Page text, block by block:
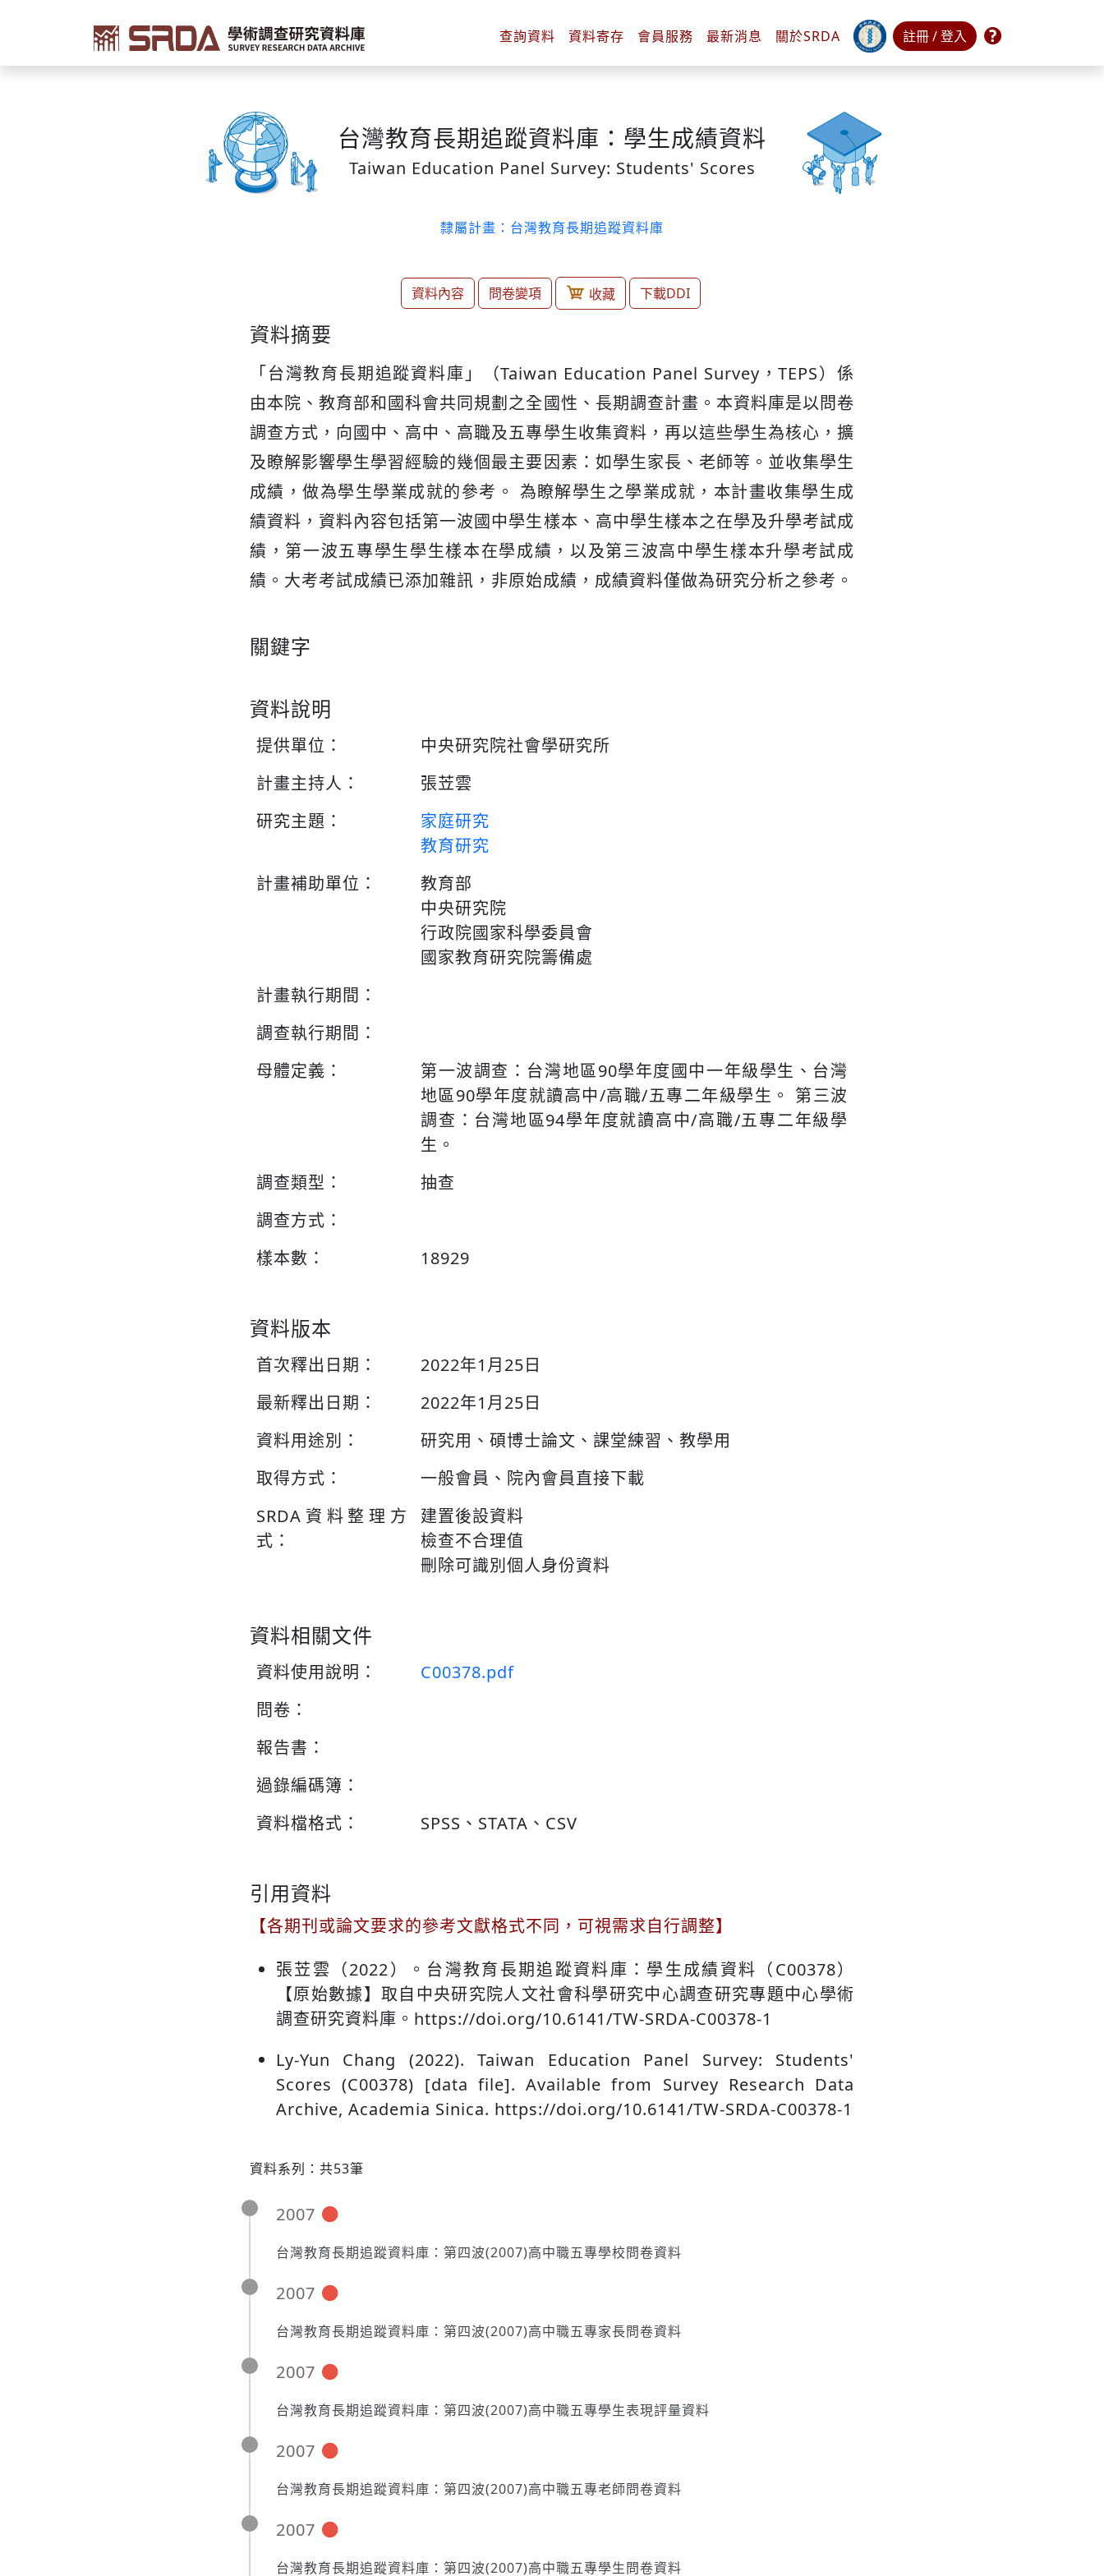
查詢資料 資料寄存 會員服務 最新消息 關於SRDA 註冊 / 登入
台灣教育長期追蹤資料庫：學生成績資料
Taiwan Education Panel Survey: Students' Scores
隸屬計畫：台灣教育長期追蹤資料庫
資料內容 問卷變項 收藏 下載DDI
資料摘要
「台灣教育長期追蹤資料庫」（Taiwan Education Panel Survey，TEPS）係
由本院、教育部和國科會共同規劃之全國性、長期調查計畫。本資料庫是以問卷
調查方式，向國中、高中、高職及五專學生收集資料，再以這些學生為核心，擴
及瞭解影響學生學習經驗的幾個最主要因素：如學生家長、老師等。並收集學生
成績，做為學生學業成就的參考。 為瞭解學生之學業成就，本計畫收集學生成
績資料，資料內容包括第一波國中學生樣本、高中學生樣本之在學及升學考試成
績，第一波五專學生學生樣本在學成績，以及第三波高中學生樣本升學考試成
績。大考考試成績已添加雜訊，非原始成績，成績資料僅做為研究分析之參考。
關鍵字
資料說明
提供單位：
中央研究院社會學研究所
計畫主持人：
張苙雲
研究主題：
家庭研究
教育研究
計畫補助單位：
教育部
中央研究院
行政院國家科學委員會
國家教育研究院籌備處
計畫執行期間：
調查執行期間：
母體定義：
第一波調查：台灣地區90學年度國中一年級學生、台灣
地區90學年度就讀高中/高職/五專二年級學生。 第三波
調查：台灣地區94學年度就讀高中/高職/五專二年級學
生。
調查類型：
抽查
調查方式：
樣本數：
18929
資料版本
首次釋出日期：
2022年1月25日
最新釋出日期：
2022年1月25日
資料用途別：
研究用、碩博士論文、課堂練習、教學用
取得方式：
一般會員、院內會員直接下載
SRDA資料整理方
式：
建置後設資料
檢查不合理值
刪除可識別個人身份資料
資料相關文件
資料使用說明：
C00378.pdf
問卷：
報告書：
過錄編碼簿：
資料檔格式：
SPSS、STATA、CSV
引用資料
【各期刊或論文要求的參考文獻格式不同，可視需求自行調整】
張苙雲（2022）。台灣教育長期追蹤資料庫：學生成績資料（C00378）
【原始數據】取自中央研究院人文社會科學研究中心調查研究專題中心學術
調查研究資料庫。https://doi.org/10.6141/TW-SRDA-C00378-1
Ly-Yun Chang (2022). Taiwan Education Panel Survey: Students'
Scores (C00378) [data file]. Available from Survey Research Data
Archive, Academia Sinica. https://doi.org/10.6141/TW-SRDA-C00378-1
資料系列：共53筆
2007
台灣教育長期追蹤資料庫：第四波(2007)高中職五專學校問卷資料
2007
台灣教育長期追蹤資料庫：第四波(2007)高中職五專家長問卷資料
2007
台灣教育長期追蹤資料庫：第四波(2007)高中職五專學生表現評量資料
2007
台灣教育長期追蹤資料庫：第四波(2007)高中職五專老師問卷資料
2007
台灣教育長期追蹤資料庫：第四波(2007)高中職五專學生問卷資料